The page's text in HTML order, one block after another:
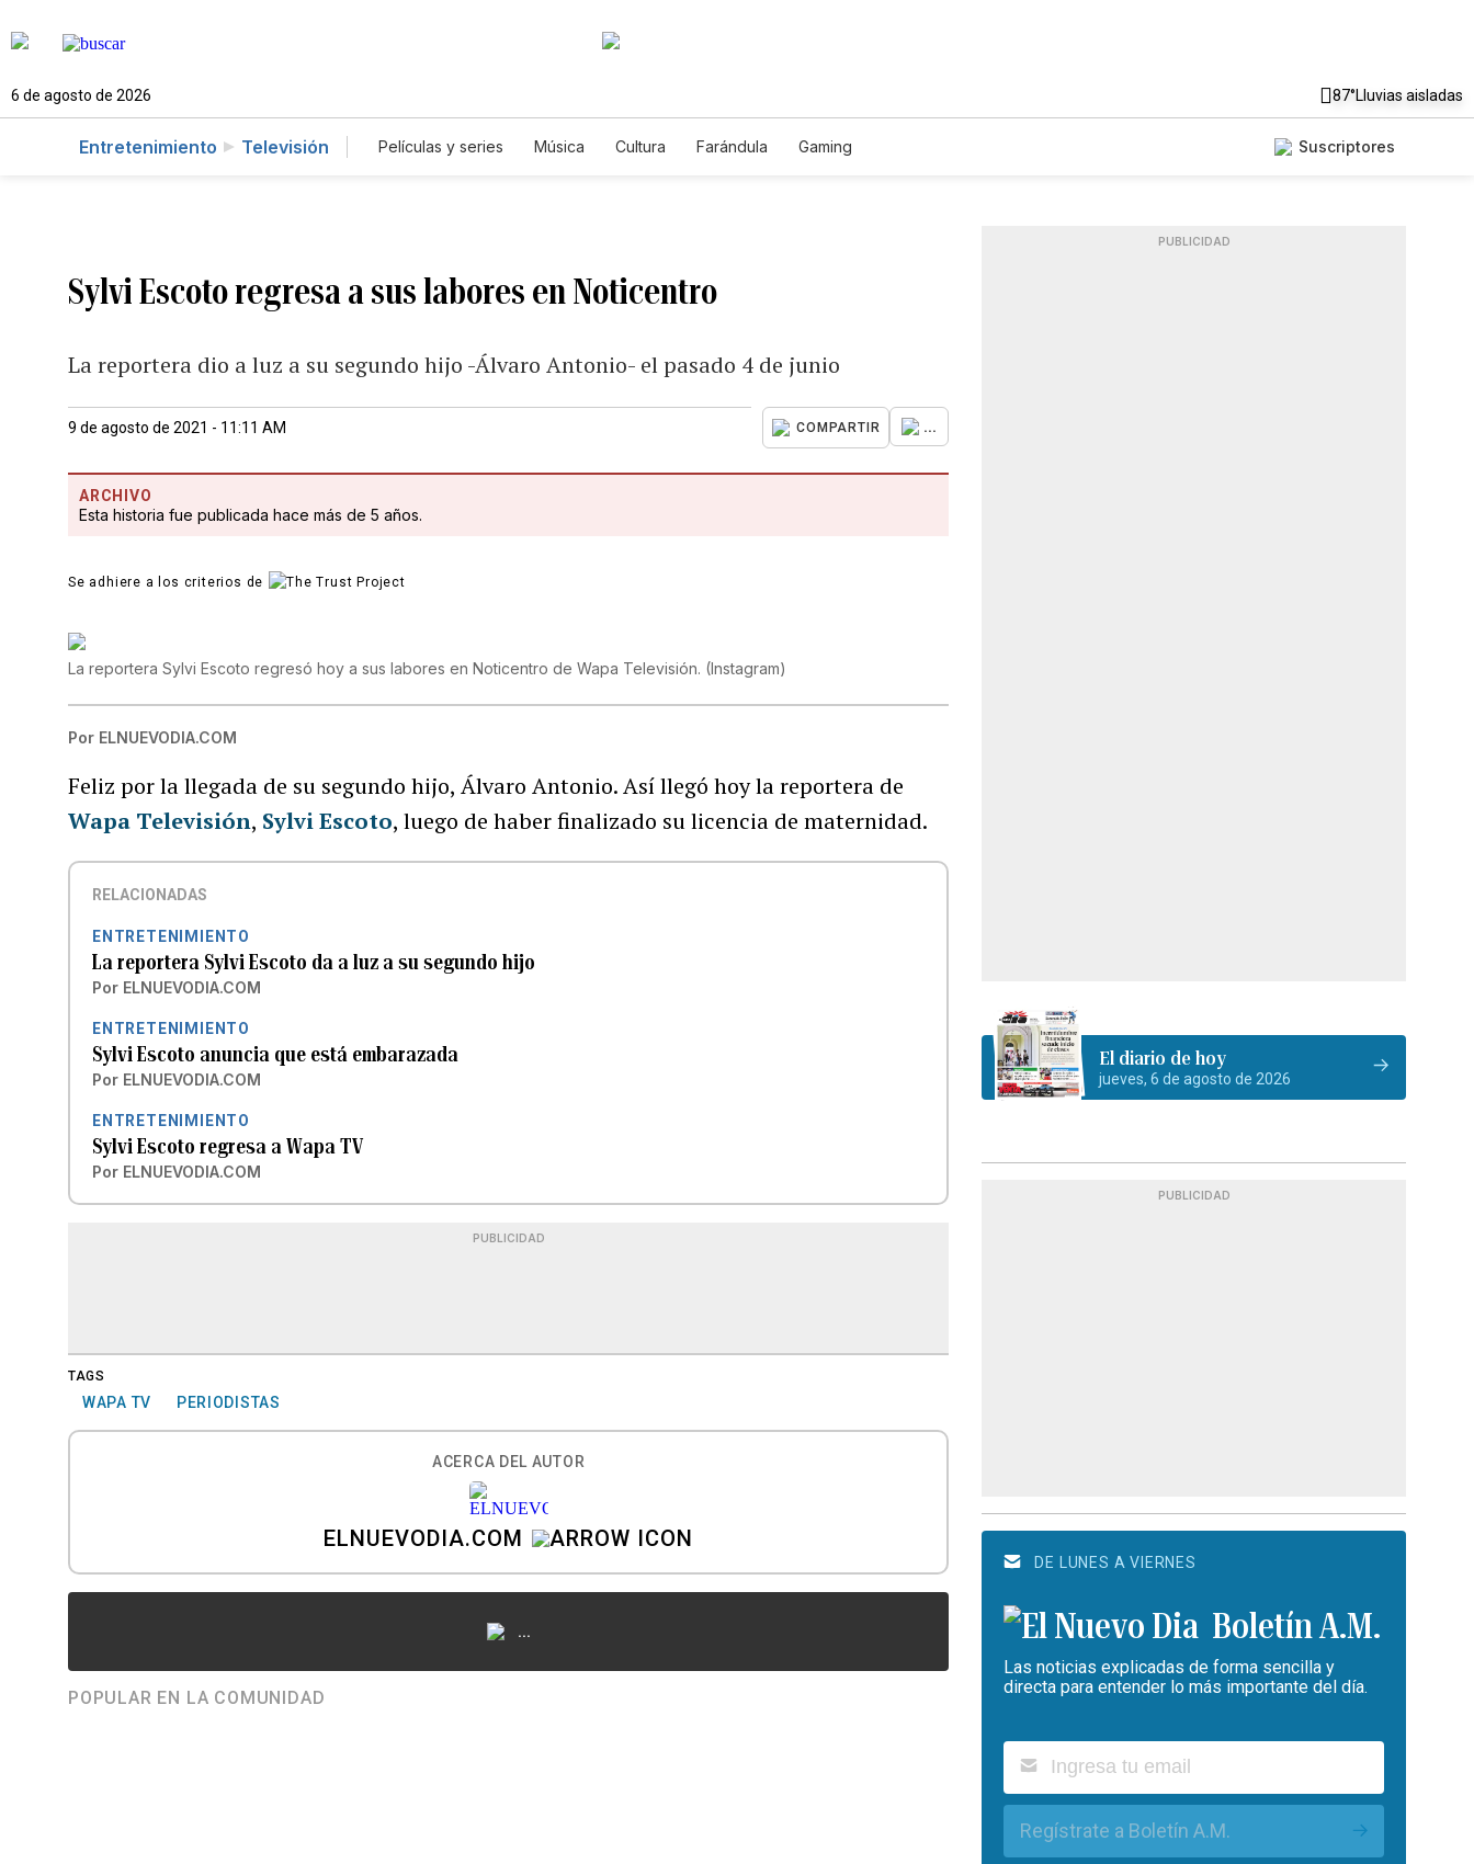
6 de agosto de 2026 87°Lluvias aisladas
Entretenimiento Televisión Películas y series Música Cultura Farándula Gaming Suscriptores
Sylvi Escoto regresa a sus labores en Noticentro
La reportera dio a luz a su segundo hijo -Álvaro Antonio- el pasado 4 de junio
9 de agosto de 2021 - 11:11 AM COMPARTIR ...
ARCHIVO
Esta historia fue publicada hace más de 5 años.
Se adhiere a los criterios de
La reportera Sylvi Escoto regresó hoy a sus labores en Noticentro de Wapa Televisión. (Instagram)
Por ELNUEVODIA.COM
Feliz por la llegada de su segundo hijo, Álvaro Antonio. Así llegó hoy la reportera de
Wapa Televisión, Sylvi Escoto, luego de haber finalizado su licencia de maternidad.
RELACIONADAS
ENTRETENIMIENTO
La reportera Sylvi Escoto da a luz a su segundo hijo
Por ELNUEVODIA.COM
ENTRETENIMIENTO
Sylvi Escoto anuncia que está embarazada
Por ELNUEVODIA.COM
ENTRETENIMIENTO
Sylvi Escoto regresa a Wapa TV
Por ELNUEVODIA.COM
PUBLICIDAD
TAGS
WAPA TV PERIODISTAS
ACERCA DEL AUTOR
ELNUEVODIA.COM
...
POPULAR EN LA COMUNIDAD
PUBLICIDAD
El diario de hoy
jueves, 6 de agosto de 2026
PUBLICIDAD
DE LUNES A VIERNES
Boletín A.M.
Las noticias explicadas de forma sencilla y
directa para entender lo más importante del día.
Regístrate a Boletín A.M.